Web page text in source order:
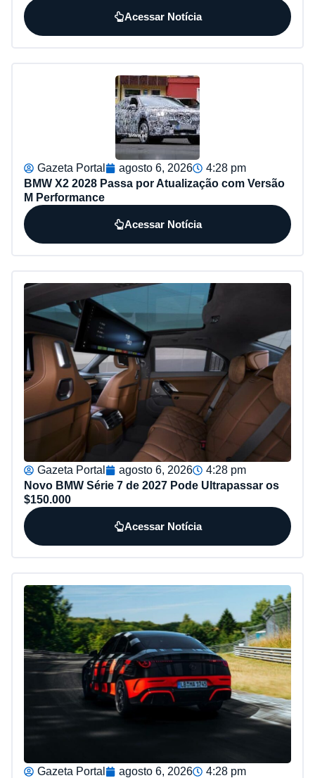
Acessar Notícia
Gazeta Portal agosto 6, 2026
4:28 pm
BMW X2 2028 Passa por Atualização com Versão
M Performance
Acessar Notícia
Gazeta Portal agosto 6, 2026
4:28 pm
Novo BMW Série 7 de 2027 Pode Ultrapassar os
$150.000
Acessar Notícia
Gazeta Portal agosto 6, 2026
4:28 pm